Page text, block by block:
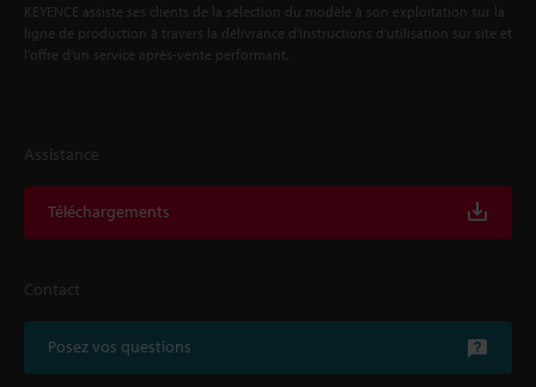
KEYENCE assiste ses clients de la sélection du modèle à son exploitation sur la
ligne de production à travers la délivrance d'instructions d'utilisation sur site et
l'offre d'un service après-vente performant.
Assistance
Téléchargements
Contact
Posez vos questions